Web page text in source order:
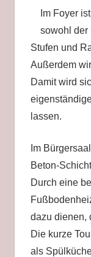
Im Foyer
sowohl der
Stufen und
Außerdem
Damit wird
lassen.
Im
Beton-
Durch eine
dazu dienen,
Die kurze
als